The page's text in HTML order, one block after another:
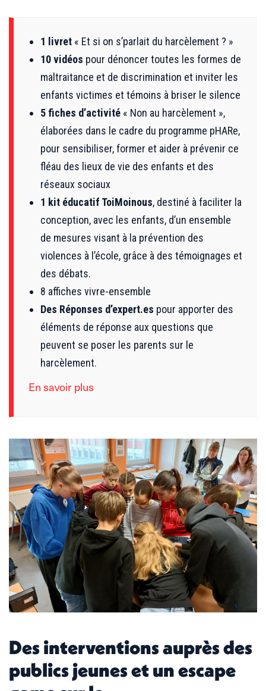
1 livret « Et si on s’parlait du harcèlement ? »
10 vidéos pour dénoncer toutes les formes de
maltraitance et de discrimination et inviter les
enfants victimes et témoins à briser le silence
5 fiches d’activité « Non au harcèlement »,
élaborées dans le cadre du programme pHARe,
pour sensibiliser, former et aider à prévenir ce
fléau des lieux de vie des enfants et des
réseaux sociaux
1 kit éducatif ToiMoinous, destiné à faciliter la
conception, avec les enfants, d’un ensemble
de mesures visant à la prévention des
violences à l’école, grâce à des témoignages et
des débats.
8 affiches vivre-ensemble
Des Réponses d’expert.es pour apporter des
éléments de réponse aux questions que
peuvent se poser les parents sur le
harcèlement.
En savoir plus
Des interventions auprès des
publics jeunes et un escape